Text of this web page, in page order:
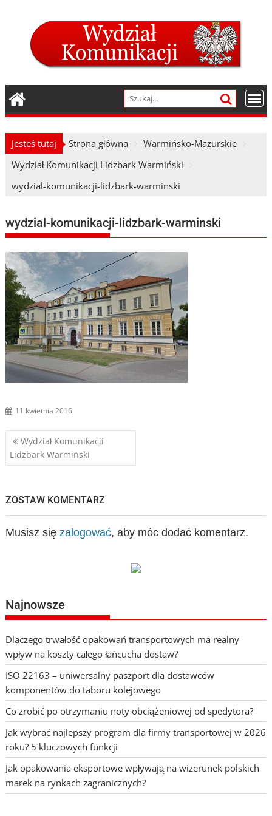
Jesteś tutaj Strona główna
Warmińsko-Mazurskie
Wydział Komunikacji Lidzbark Warmiński
wydzial-komunikacji-lidzbark-warminski
wydzial-komunikacji-lidzbark-warminski
11 kwietnia 2016
Nawigacja
wpisu
Wydział Komunikacji
Lidzbark Warmiński
ZOSTAW KOMENTARZ
Musisz się zalogować, aby móc dodać komentarz.
Najnowsze
Dlaczego trwałość opakowań transportowych ma realny
wpływ na koszty całego łańcucha dostaw?
ISO 22163 – uniwersalny paszport dla dostawców
komponentów do taboru kolejowego
Co zrobić po otrzymaniu noty obciążeniowej od spedytora?
Jak wybrać najlepszy program dla firmy transportowej w 2026
roku? 5 kluczowych funkcji
Jak opakowania eksportowe wpływają na wizerunek polskich
marek na rynkach zagranicznych?